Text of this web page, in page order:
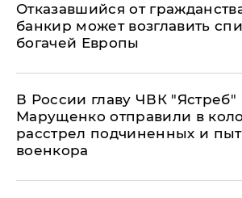
Отказавшийся от
банкир может возглавить
богачей Европы
В России главу ЧВК "Ястреб"
Марущенко отправили в
расстрел подчиненных и
военкора